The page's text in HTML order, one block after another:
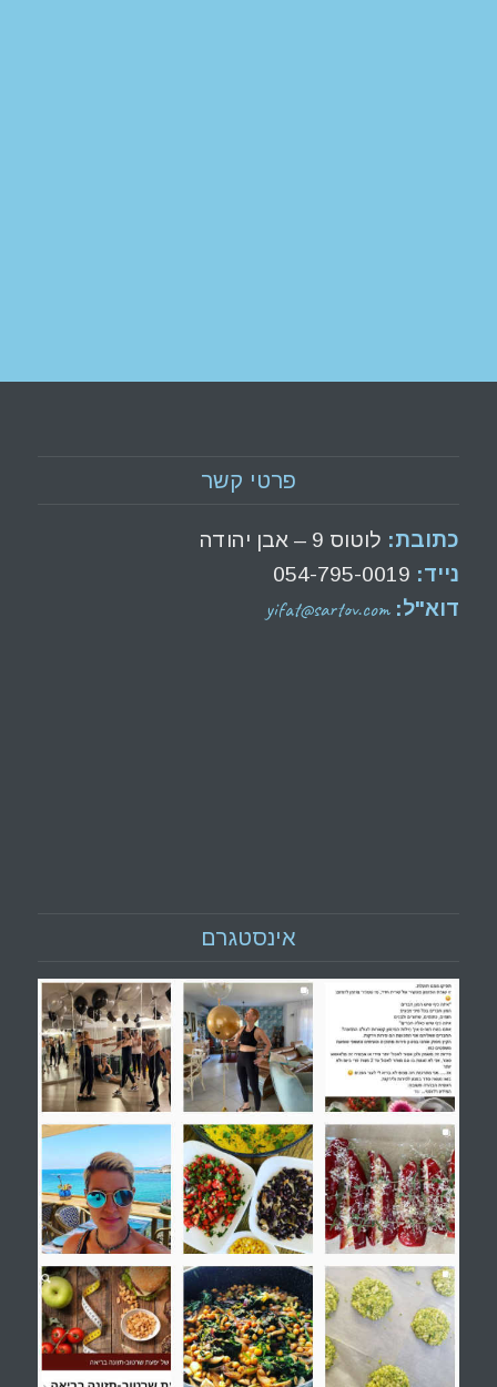
פרטי קשר
כתובת: לוטוס 9 – אבן יהודה
נייד: 054-795-0019
דוא"ל:yifat@sartov.com
אינסטגרם